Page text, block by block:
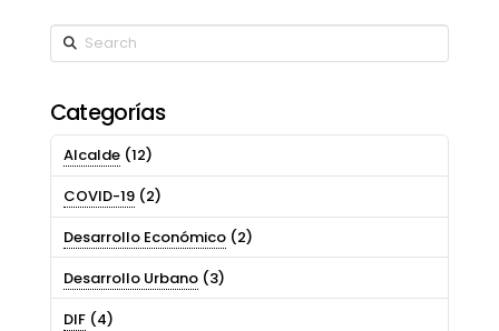
Search
Categorías
Alcalde(12)
COVID-19(2)
Desarrollo Económico(2)
Desarrollo Urbano(3)
DIF(4)